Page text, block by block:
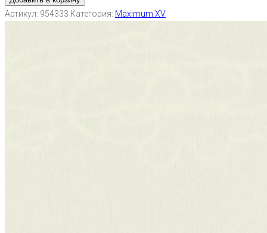
Артикул: 954333 Категория: Maximum XV